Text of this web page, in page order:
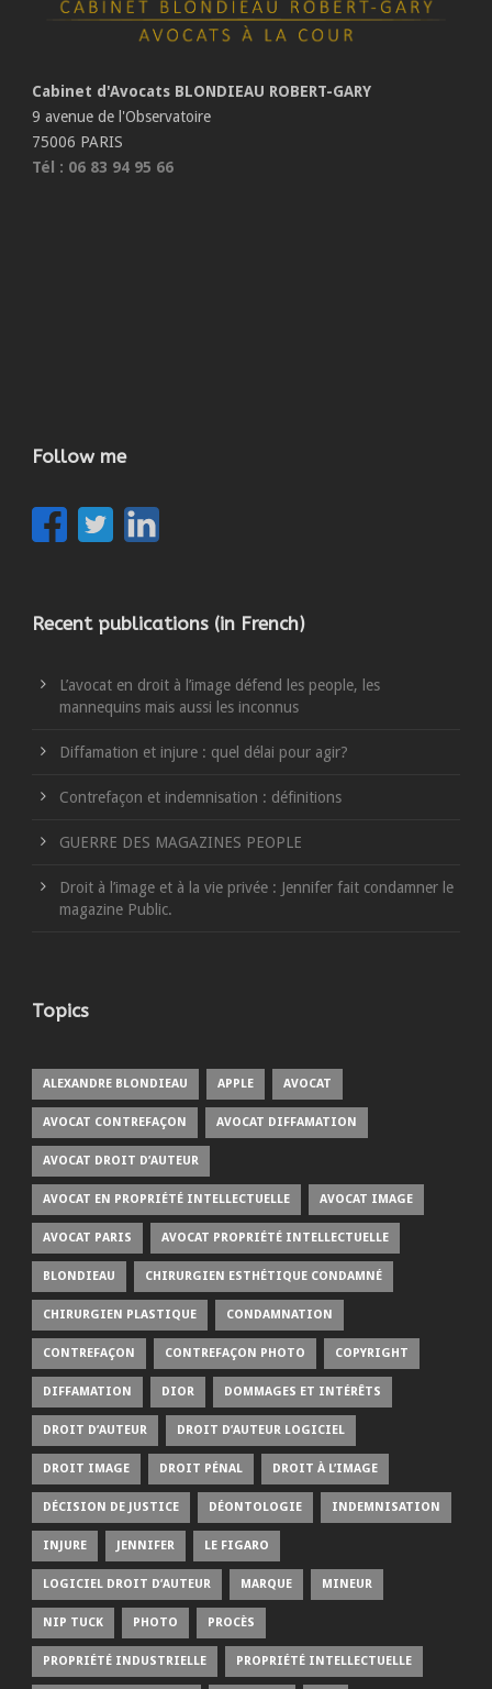
Cabinet d'Avocats BLONDIEAU ROBERT-GARY
9 avenue de l'Observatoire
75006 PARIS
Tél : 06 83 94 95 66
Follow me
Recent publications (in French)
L’avocat en droit à l’image défend les people, les
mannequins mais aussi les inconnus
Diffamation et injure : quel délai pour agir?
Contrefaçon et indemnisation : définitions
GUERRE DES MAGAZINES PEOPLE
Droit à l’image et à la vie privée : Jennifer fait condamner le
magazine Public.
Topics
ALEXANDRE BLONDIEAU APPLE AVOCAT
AVOCAT CONTREFAÇON AVOCAT DIFFAMATION
AVOCAT DROIT D’AUTEUR
AVOCAT EN PROPRIÉTÉ INTELLECTUELLE AVOCAT IMAGE
AVOCAT PARIS AVOCAT PROPRIÉTÉ INTELLECTUELLE
BLONDIEAU CHIRURGIEN ESTHÉTIQUE CONDAMNÉ
CHIRURGIEN PLASTIQUE CONDAMNATION
CONTREFAÇON CONTREFAÇON PHOTO COPYRIGHT
DIFFAMATION DIOR DOMMAGES ET INTÉRÊTS
DROIT D’AUTEUR DROIT D’AUTEUR LOGICIEL
DROIT IMAGE DROIT PÉNAL DROIT À L’IMAGE
DÉCISION DE JUSTICE DÉONTOLOGIE INDEMNISATION
INJURE JENNIFER LE FIGARO
LOGICIEL DROIT D’AUTEUR MARQUE MINEUR
NIP TUCK PHOTO PROCÈS
PROPRIÉTÉ INDUSTRIELLE PROPRIÉTÉ INTELLECTUELLE